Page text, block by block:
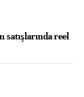
reel